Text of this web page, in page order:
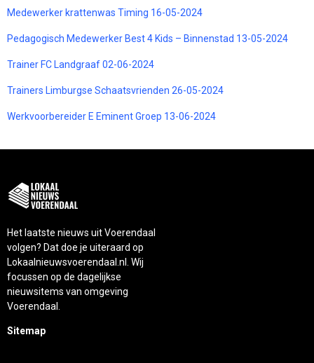
Medewerker krattenwas Timing 16-05-2024
Pedagogisch Medewerker Best 4 Kids – Binnenstad 13-05-2024
Trainer FC Landgraaf 02-06-2024
Trainers Limburgse Schaatsvrienden 26-05-2024
Werkvoorbereider E Eminent Groep 13-06-2024
Het laatste nieuws uit Voerendaal
volgen? Dat doe je uiteraard op
Lokaalnieuwsvoerendaal.nl. Wij
focussen op de dagelijkse
nieuwsitems van omgeving
Voerendaal.
Sitemap